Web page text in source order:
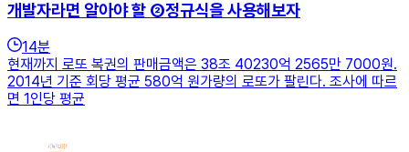
개발자라면 알아야 할 ②정규식을 사용해보자
14분
현재까지 로또 복권의 판매금액은 38조 40230억 2565만 7000원.
2014년 기준 회당 평균 580억 원가량의 로또가 팔린다. 조사에 따르
면 1인당 평균